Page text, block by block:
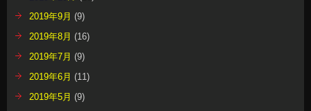
2019年9月 (9)
2019年8月 (16)
2019年7月 (9)
2019年6月 (11)
2019年5月 (9)